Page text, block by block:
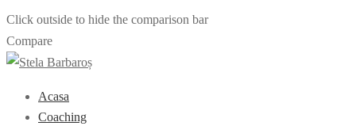
Click outside to hide the comparison bar
Compare
Acasa
Coaching